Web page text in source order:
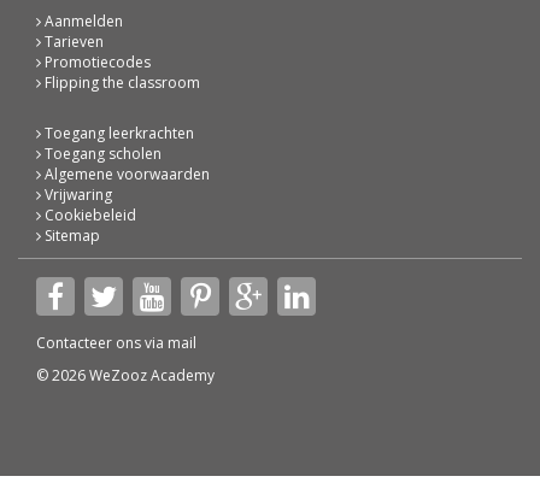
Aanmelden
Tarieven
Promotiecodes
Flipping the classroom
Toegang leerkrachten
Toegang scholen
Algemene voorwaarden
Vrijwaring
Cookiebeleid
Sitemap
Contacteer ons via mail
© 2026 WeZooz Academy